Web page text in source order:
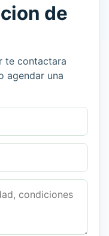
de
te contactara
agendar una